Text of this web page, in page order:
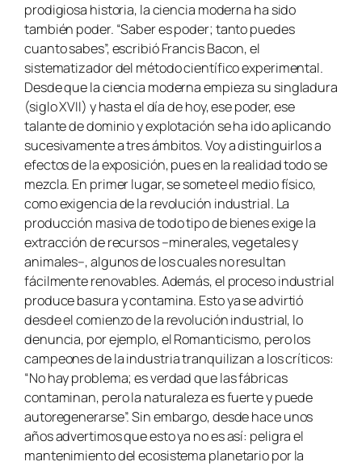
prodigiosa historia, la ciencia moderna ha sido
también poder. “Saber es poder; tanto puedes
cuanto sabes”, escribió Francis Bacon, el
sistematizador del método científico experimental.
Desde que la ciencia moderna empieza su singladura
(siglo XVII) y hasta el día de hoy, ese poder, ese
talante de dominio y explotación se ha ido aplicando
sucesivamente a tres ámbitos. Voy a distinguirlos a
efectos de la exposición, pues en la realidad todo se
mezcla. En primer lugar, se somete el medio físico,
como exigencia de la revolución industrial. La
producción masiva de todo tipo de bienes exige la
extracción de recursos –minerales, vegetales y
animales–, algunos de los cuales no resultan
fácilmente renovables. Además, el proceso industrial
produce basura y contamina. Esto ya se advirtió
desde el comienzo de la revolución industrial, lo
denuncia, por ejemplo, el Romanticismo, pero los
campeones de la industria tranquilizan a los críticos:
“No hay problema; es verdad que las fábricas
contaminan, pero la naturaleza es fuerte y puede
autoregenerarse”. Sin embargo, desde hace unos
años advertimos que esto ya no es así: peligra el
mantenimiento del ecosistema planetario por la